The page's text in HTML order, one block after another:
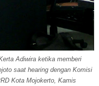
Adiwira ketika memberi
saat hearing dengan Komisi
Kota Mojokerto, Kamis